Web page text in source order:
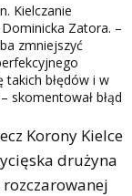
Kielczanie
Zatora. –
zmniejszyć
takich błędów i w
skomentował błąd
Korony Kielce
drużyna